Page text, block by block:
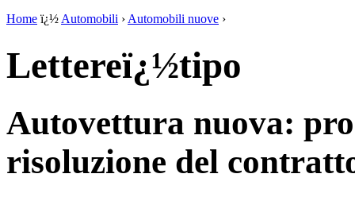
Home ï¿½ Automobili › Automobili nuove ›
Lettereï¿½tipo
Autovettura nuova:
risoluzione del